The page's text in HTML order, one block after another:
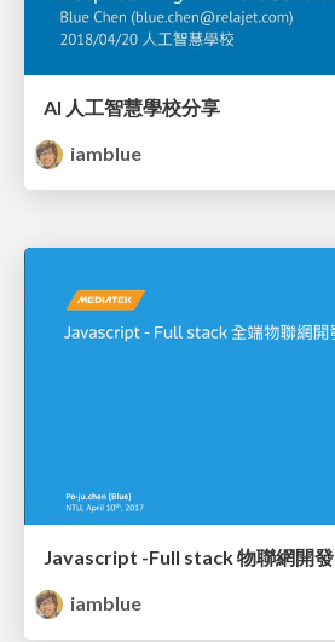
AI 人工智慧學校分享
iamblue
Javascript -Full stack 物聯網開發
iamblue